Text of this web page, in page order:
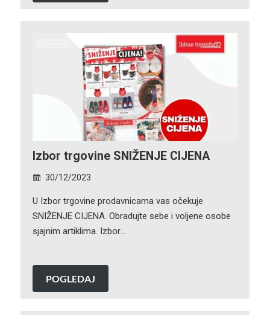
Izbor trgovine SNIŽENJE CIJENA
30/12/2023
U Izbor trgovine prodavnicama vas očekuje
SNIŽENJE CIJENA. Obradujte sebe i voljene osobe
sjajnim artiklima. Izbor…
POGLEDAJ